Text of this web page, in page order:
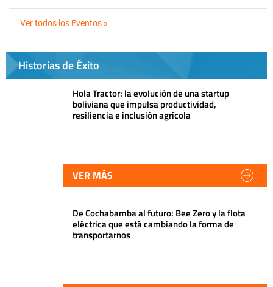
Ver todos los Eventos »
Historias de Éxito
Hola Tractor: la evolución de una startup
boliviana que impulsa productividad,
resiliencia e inclusión agrícola
VER MÁS
De Cochabamba al futuro: Bee Zero y la flota
eléctrica que está cambiando la forma de
transportarnos